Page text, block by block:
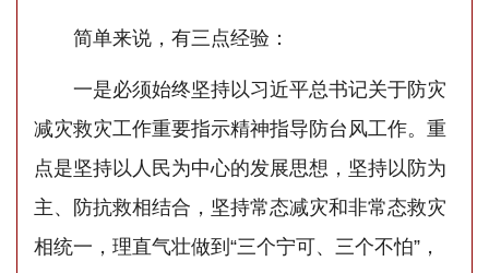
简单来说，有三点经验：
一是必须始终坚持以习近平总书记关于防灾
减灾救灾工作重要指示精神指导防台风工作。重
点是坚持以人民为中心的发展思想，坚持以防为
主、防抗救相结合，坚持常态减灾和非常态救灾
相统一，理直气壮做到“三个宁可、三个不怕”，